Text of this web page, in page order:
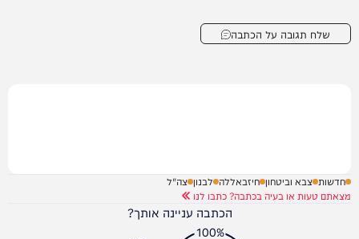
שלח תגובה על הכתבה
חדשות צבא וביטחון חיזבאללה לבנון צה"ל
מצאתם טעות או בעיה בכתבה? כתבו לנו
הכתבה עניינה אותך?
100%